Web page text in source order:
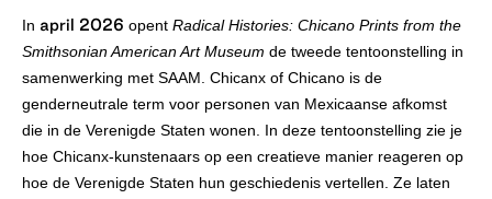
In april 2026 opent Radical Histories: Chicano Prints from the
Smithsonian American Art Museum de tweede tentoonstelling in
samenwerking met SAAM. Chicanx of Chicano is de
genderneutrale term voor personen van Mexicaanse afkomst
die in de Verenigde Staten wonen. In deze tentoonstelling zie je
hoe Chicanx-kunstenaars op een creatieve manier reageren op
hoe de Verenigde Staten hun geschiedenis vertellen. Ze laten